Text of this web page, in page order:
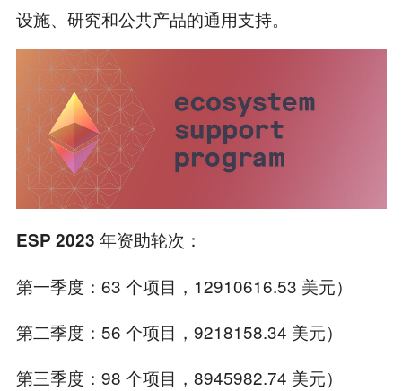
设施、研究和公共产品的通用支持。
ESP 2023 年资助轮次 ：
第一季度： 63 个项目 ，12910616.53 美元）
第二季度： 56 个项目 ，9218158.34 美元）
第三季度： 98 个项目 ，8945982.74 美元）